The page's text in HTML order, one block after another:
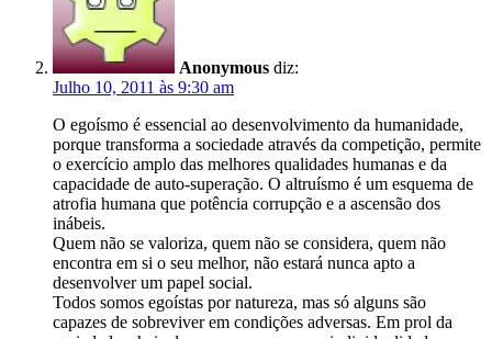
Anonymous diz:
Julho 10, 2011 às 9:30 am
O egoísmo é essencial ao desenvolvimento da humanidade,
porque transforma a sociedade através da competição, permite
o exercício amplo das melhores qualidades humanas e da
capacidade de auto-superação. O altruísmo é um esquema de
atrofia humana que potência corrupção e a ascensão dos
inábeis.
Quem não se valoriza, quem não se considera, quem não
encontra em si o seu melhor, não estará nunca apto a
desenvolver um papel social.
Todos somos egoístas por natureza, mas só alguns são
capazes de sobreviver em condições adversas. Em prol da